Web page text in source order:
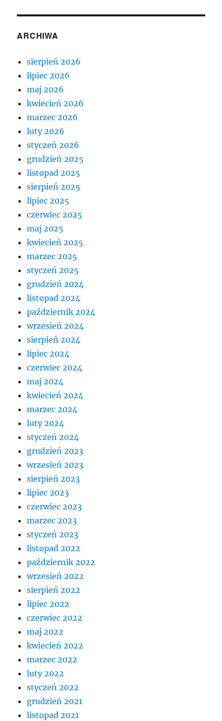
ARCHIWA
sierpień 2026
lipiec 2026
maj 2026
kwiecień 2026
marzec 2026
luty 2026
styczeń 2026
grudzień 2025
listopad 2025
sierpień 2025
lipiec 2025
czerwiec 2025
maj 2025
kwiecień 2025
marzec 2025
styczeń 2025
grudzień 2024
listopad 2024
październik 2024
wrzesień 2024
sierpień 2024
lipiec 2024
czerwiec 2024
maj 2024
kwiecień 2024
marzec 2024
luty 2024
styczeń 2024
grudzień 2023
wrzesień 2023
sierpień 2023
lipiec 2023
czerwiec 2023
marzec 2023
styczeń 2023
listopad 2022
październik 2022
wrzesień 2022
sierpień 2022
lipiec 2022
czerwiec 2022
maj 2022
kwiecień 2022
marzec 2022
luty 2022
styczeń 2022
grudzień 2021
listopad 2021